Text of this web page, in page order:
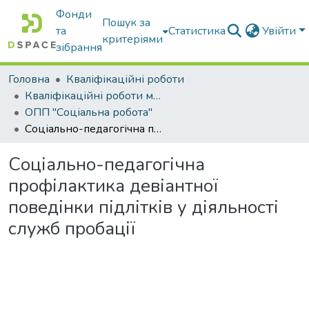
Фонди
та
зібрання
Пошук за
критеріями
Статистика Увійти
Головна
Кваліфікаційні роботи
Кваліфікаційні роботи магістрів
ОПП "Соціальна робота"
Соціально-педагогічна профілактика девіантної поведінки підлітків у діяльності служб пробації
Соціально-педагогічна
профілактика девіантної
поведінки підлітків у діяльності
служб пробації